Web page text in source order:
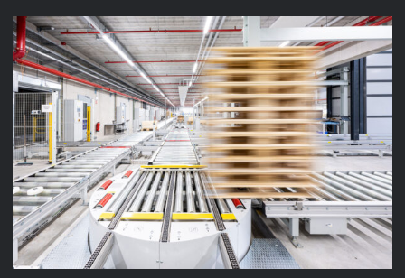
LENZE INTRALOGISTIK